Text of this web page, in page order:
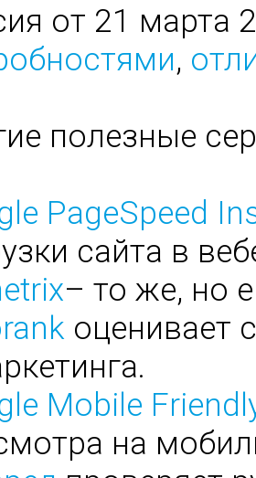
от 21 марта
,
полезные
PageSpeed
сайта в
– то же, но
оценивает
Mobile
на